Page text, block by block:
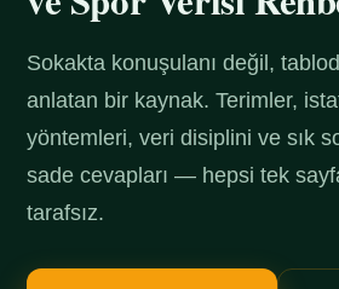
Sokakta konuşulanı değil,
anlatan bir kaynak. Terimler,
yöntemleri, veri disiplini ve sık
sade cevapları — hepsi tek
tarafsız.